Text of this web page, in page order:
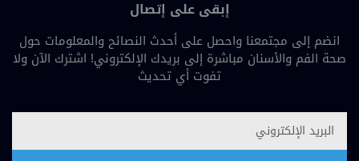
إبقى على إتصال
انضم إلى مجتمعنا واحصل على أحدث النصائح والمعلومات حول
صحة الفم والأسنان مباشرة إلى بريدك الإلكتروني! اشترك الآن ولا
تفوت أي تحديث